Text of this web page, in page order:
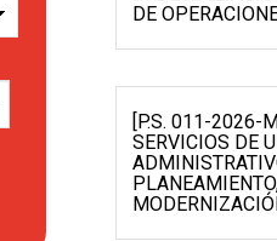
DE
[P.S. 011-2026-
SERVICIOS DE